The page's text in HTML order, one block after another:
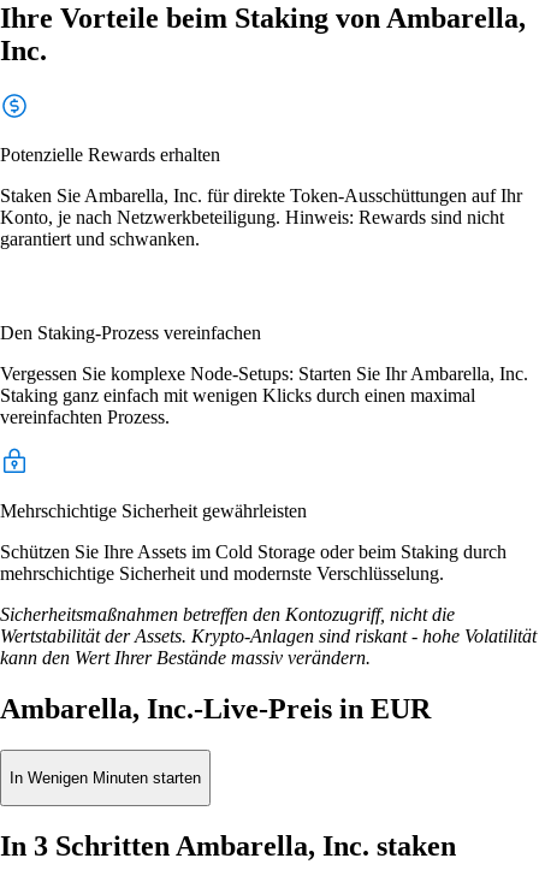
Ihre Vorteile beim Staking von Ambarella,
Inc.
Potenzielle Rewards erhalten
Staken Sie Ambarella, Inc. für direkte Token-Ausschüttungen auf Ihr
Konto, je nach Netzwerkbeteiligung. Hinweis: Rewards sind nicht
garantiert und schwanken.
Den Staking-Prozess vereinfachen
Vergessen Sie komplexe Node-Setups: Starten Sie Ihr Ambarella, Inc.
Staking ganz einfach mit wenigen Klicks durch einen maximal
vereinfachten Prozess.
Mehrschichtige Sicherheit gewährleisten
Schützen Sie Ihre Assets im Cold Storage oder beim Staking durch
mehrschichtige Sicherheit und modernste Verschlüsselung.
Sicherheitsmaßnahmen betreffen den Kontozugriff, nicht die
Wertstabilität der Assets. Krypto-Anlagen sind riskant - hohe Volatilität
kann den Wert Ihrer Bestände massiv verändern.
Ambarella, Inc.-Live-Preis in EUR
In Wenigen Minuten starten
In 3 Schritten Ambarella, Inc. staken